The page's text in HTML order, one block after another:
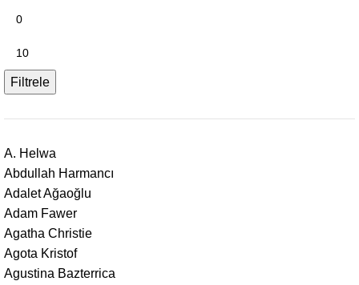
Filtrele
A. Helwa
Abdullah Harmancı
Adalet Ağaoğlu
Adam Fawer
Agatha Christie
Agota Kristof
Agustina Bazterrica